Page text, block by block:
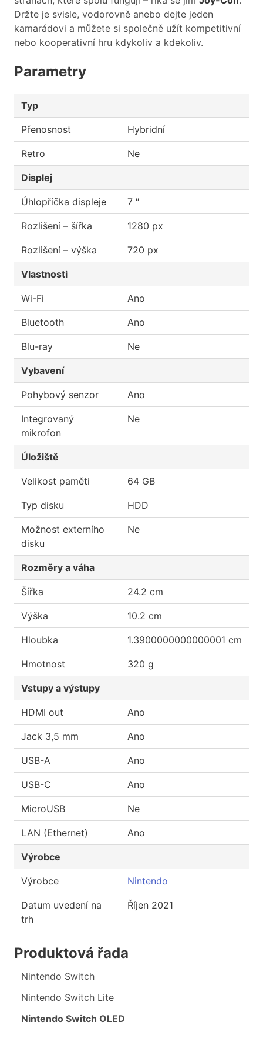
Držte je svisle, vodorovně anebo dejte jeden
kamarádovi a můžete si společně užít kompetitivní
nebo kooperativní hru kdykoliv a kdekoliv.
Parametry
Typ
Přenosnost Hybridní
Retro Ne
Displej
Úhlopříčka displeje 7 ″
Rozlišení – šířka 1280 px
Rozlišení – výška 720 px
Vlastnosti
Wi-Fi Ano
Bluetooth Ano
Blu-ray Ne
Vybavení
Pohybový senzor Ano
Integrovaný
mikrofon
Ne
Úložiště
Velikost paměti 64 GB
Typ disku HDD
Možnost externího
disku
Ne
Rozměry a váha
Šířka 24.2 cm
Výška 10.2 cm
Hloubka 1.3900000000000001 cm
Hmotnost 320 g
Vstupy a výstupy
HDMI out Ano
Jack 3,5 mm Ano
USB-A Ano
USB-C Ano
MicroUSB Ne
LAN (Ethernet) Ano
Výrobce
Výrobce Nintendo
Datum uvedení na
trh
Říjen 2021
Produktová řada
Nintendo Switch
Nintendo Switch Lite
Nintendo Switch OLED